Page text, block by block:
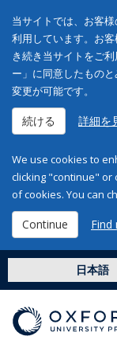
当サイトでは、お客
利用しています。お
き続き当サイトをご
ー」に同意したもの
変更が可能です。
続ける 詳細を
We use cookies to
clicking "continue" or
of cookies. You can
Continue Find
日本語